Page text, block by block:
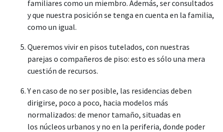
familiares como un miembro. Además, ser consultados
y que nuestra posición se tenga en cuenta en la familia,
como un igual.
Queremos vivir en pisos tutelados, con nuestras
parejas o compañeros de piso: esto es sólo una mera
cuestión de recursos.
Y en caso de no ser posible, las residencias deben
dirigirse, poco a poco, hacia modelos más
normalizados: de menor tamaño, situadas en
los núcleos urbanos y no en la periferia, donde poder